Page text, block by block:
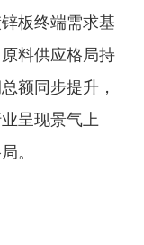
板终端需求基
料供应格局持
额同步提升，
呈现景气上
。